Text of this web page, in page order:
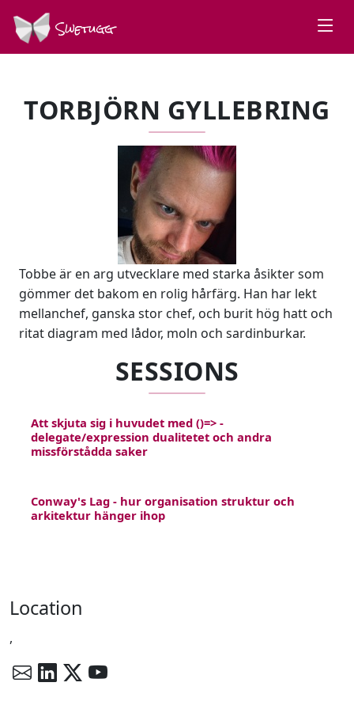
Swetugg
TORBJÖRN GYLLEBRING
Tobbe är en arg utvecklare med starka åsikter som
gömmer det bakom en rolig hårfärg. Han har lekt
mellanchef, ganska stor chef, och burit hög hatt och
ritat diagram med lådor, moln och sardinburkar.
SESSIONS
Att skjuta sig i huvudet med ()=> -
delegate/expression dualitetet och andra
missförstådda saker
Conway's Lag - hur organisation struktur och
arkitektur hänger ihop
Location
,